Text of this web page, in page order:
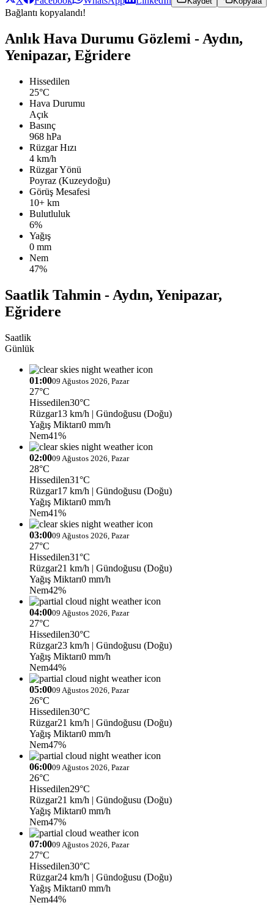
Bağlantı kopyalandı!
Anlık Hava Durumu Gözlemi - Aydın,
Yenipazar, Eğridere
Hissedilen
25°C
Hava Durumu
Açık
Basınç
968 hPa
Rüzgar Hızı
4 km/h
Rüzgar Yönü
Poyraz (Kuzeydoğu)
Görüş Mesafesi
10+ km
Bulutluluk
6%
Yağış
0 mm
Nem
47%
Saatlik Tahmin - Aydın, Yenipazar,
Eğridere
Saatlik
Günlük
01:0009 Ağustos 2026, Pazar
27°C
Hissedilen30°C
Rüzgar13 km/h | Gündoğusu (Doğu)
Yağış Miktarı0 mm/h
Nem41%
02:0009 Ağustos 2026, Pazar
28°C
Hissedilen31°C
Rüzgar17 km/h | Gündoğusu (Doğu)
Yağış Miktarı0 mm/h
Nem41%
03:0009 Ağustos 2026, Pazar
27°C
Hissedilen31°C
Rüzgar21 km/h | Gündoğusu (Doğu)
Yağış Miktarı0 mm/h
Nem42%
04:0009 Ağustos 2026, Pazar
27°C
Hissedilen30°C
Rüzgar23 km/h | Gündoğusu (Doğu)
Yağış Miktarı0 mm/h
Nem44%
05:0009 Ağustos 2026, Pazar
26°C
Hissedilen30°C
Rüzgar21 km/h | Gündoğusu (Doğu)
Yağış Miktarı0 mm/h
Nem47%
06:0009 Ağustos 2026, Pazar
26°C
Hissedilen29°C
Rüzgar21 km/h | Gündoğusu (Doğu)
Yağış Miktarı0 mm/h
Nem47%
07:0009 Ağustos 2026, Pazar
27°C
Hissedilen30°C
Rüzgar24 km/h | Gündoğusu (Doğu)
Yağış Miktarı0 mm/h
Nem44%